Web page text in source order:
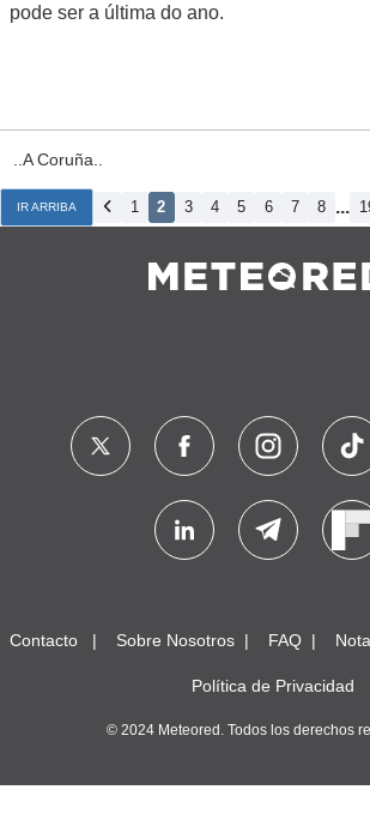
pode ser a última do ano.
..A Coruña..
IR ARRIBA 1 2 3 4 5 6 7 8 ...
Contacto Sobre Nosotros FAQ
Política de Privacidad
© 2024 Meteored. Todos los derechos